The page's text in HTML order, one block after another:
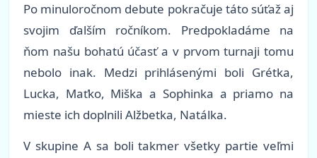
Po minuloročnom debute pokračuje táto súťaž aj
svojim ďalším ročníkom. Predpokladáme na
ňom našu bohatú účasť a v prvom turnaji tomu
nebolo inak. Medzi prihlásenými boli Grétka,
Lucka, Maťko, Miška a Sophinka a priamo na
mieste ich doplnili Alžbetka, Natálka.
V skupine A sa boli takmer všetky partie veľmi